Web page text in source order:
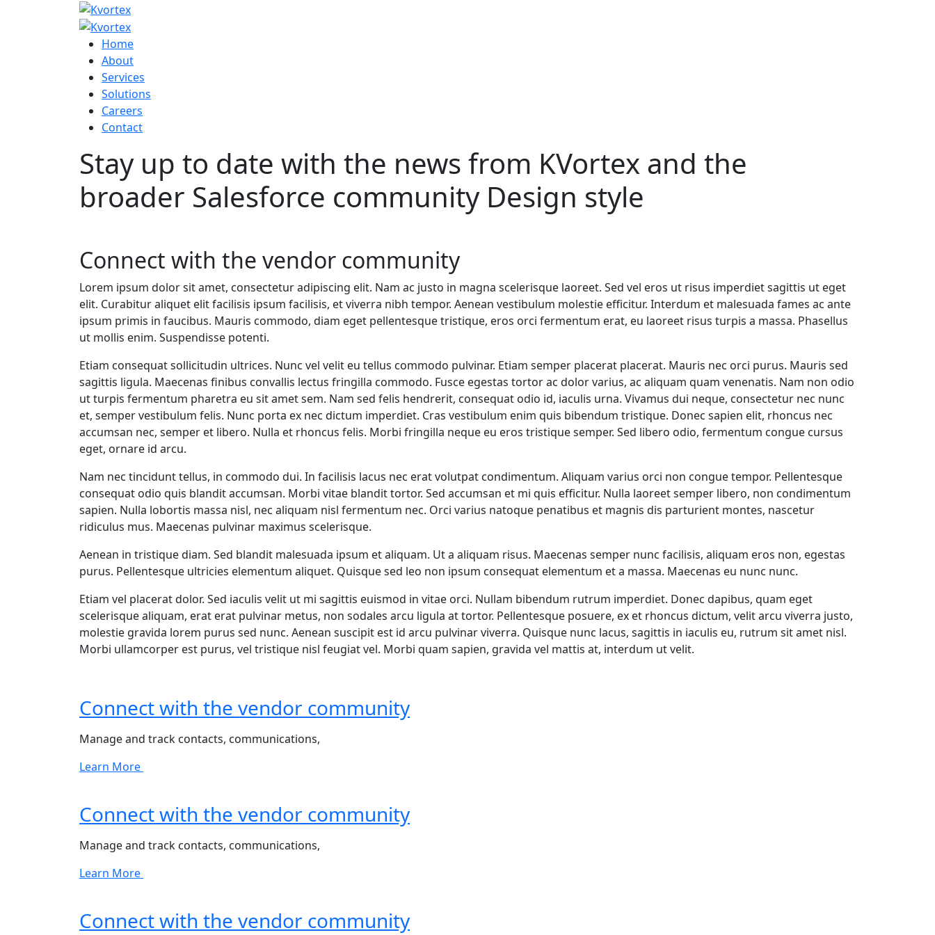
Home
About
Services
Solutions
Careers
Contact
Stay up to date with the news from KVortex and the
broader Salesforce community Design style
Connect with the vendor community
Lorem ipsum dolor sit amet, consectetur adipiscing elit. Nam ac justo in magna scelerisque laoreet. Sed vel eros ut risus imperdiet sagittis ut eget
elit. Curabitur aliquet elit facilisis ipsum facilisis, et viverra nibh tempor. Aenean vestibulum molestie efficitur. Interdum et malesuada fames ac ante
ipsum primis in faucibus. Mauris commodo, diam eget pellentesque tristique, eros orci fermentum erat, eu laoreet risus turpis a massa. Phasellus
ut mollis enim. Suspendisse potenti.
Etiam consequat sollicitudin ultrices. Nunc vel velit eu tellus commodo pulvinar. Etiam semper placerat placerat. Mauris nec orci purus. Mauris sed
sagittis ligula. Maecenas finibus convallis lectus fringilla commodo. Fusce egestas tortor ac dolor varius, ac aliquam quam venenatis. Nam non odio
ut turpis fermentum pharetra eu sit amet sem. Nam sed felis hendrerit, consequat odio id, iaculis urna. Vivamus dui neque, consectetur nec nunc
et, semper vestibulum felis. Nunc porta ex nec dictum imperdiet. Cras vestibulum enim quis bibendum tristique. Donec sapien elit, rhoncus nec
accumsan nec, semper et libero. Nulla et rhoncus felis. Morbi fringilla neque eu eros tristique semper. Sed libero odio, fermentum congue cursus
eget, ornare id arcu.
Nam nec tincidunt tellus, in commodo dui. In facilisis lacus nec erat volutpat condimentum. Aliquam varius orci non congue tempor. Pellentesque
consequat odio quis blandit accumsan. Morbi vitae blandit tortor. Sed accumsan et mi quis efficitur. Nulla laoreet semper libero, non condimentum
sapien. Nulla lobortis massa nisl, nec aliquam nisl fermentum nec. Orci varius natoque penatibus et magnis dis parturient montes, nascetur
ridiculus mus. Maecenas pulvinar maximus scelerisque.
Aenean in tristique diam. Sed blandit malesuada ipsum et aliquam. Ut a aliquam risus. Maecenas semper nunc facilisis, aliquam eros non, egestas
purus. Pellentesque ultricies elementum aliquet. Quisque sed leo non ipsum consequat elementum et a massa. Maecenas eu nunc nunc.
Etiam vel placerat dolor. Sed iaculis velit ut mi sagittis euismod in vitae orci. Nullam bibendum rutrum imperdiet. Donec dapibus, quam eget
scelerisque aliquam, erat erat pulvinar metus, non sodales arcu ligula at tortor. Pellentesque posuere, ex et rhoncus dictum, velit arcu viverra justo,
molestie gravida lorem purus sed nunc. Aenean suscipit est id arcu pulvinar viverra. Quisque nunc lacus, sagittis in iaculis eu, rutrum sit amet nisl.
Morbi ullamcorper est purus, vel tristique nisl feugiat vel. Morbi quam sapien, gravida vel mattis at, interdum ut velit.
Connect with the vendor community
Manage and track contacts, communications,
Learn More
Connect with the vendor community
Manage and track contacts, communications,
Learn More
Connect with the vendor community